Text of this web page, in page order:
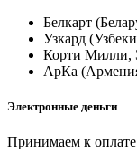
Белкарт
Узкард
Корти Милли,
АрКа
Электронные деньги
Принимаем к